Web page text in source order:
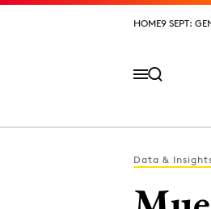
HOME9 SEPT:
HOME9 SEPT:
Data &